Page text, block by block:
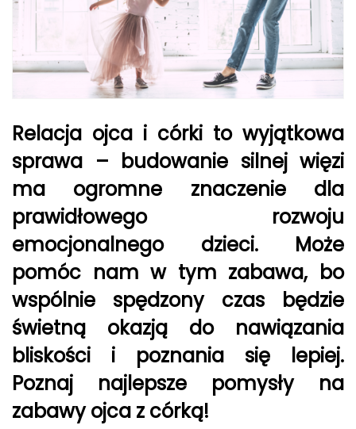
Relacja ojca i córki to wyjątkowa
sprawa – budowanie silnej więzi
ma ogromne znaczenie dla
prawidłowego rozwoju
emocjonalnego dzieci. Może
pomóc nam w tym zabawa, bo
wspólnie spędzony czas będzie
świetną okazją do nawiązania
bliskości i poznania się lepiej.
Poznaj najlepsze pomysły na
zabawy ojca z córką!